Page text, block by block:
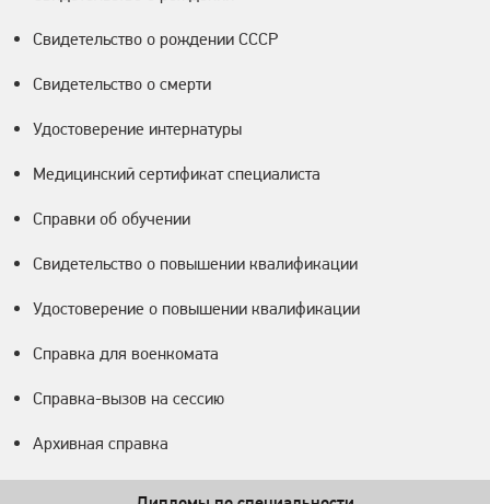
Свидетельство о рождении СССР
Свидетельство о смерти
Удостоверение интернатуры
Медицинский сертификат специалиста
Справки об обучении
Свидетельство о повышении квалификации
Удостоверение о повышении квалификации
Справка для военкомата
Справка-вызов на сессию
Архивная справка